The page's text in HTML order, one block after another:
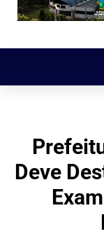
Deve